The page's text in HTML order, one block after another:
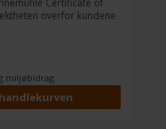
Certificate of
overfor kundene
øker sikkerheten for
muligheten for at
miljøbidrag